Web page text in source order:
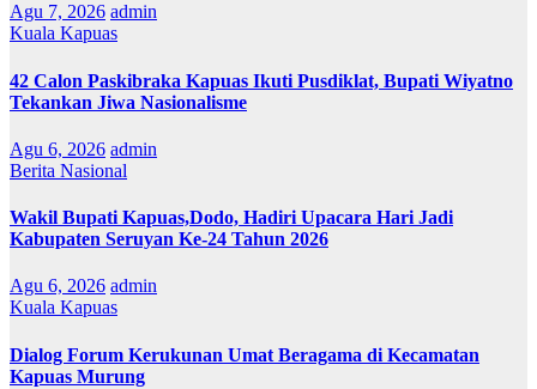
Agu 7, 2026 admin
Kuala Kapuas
42 Calon Paskibraka Kapuas Ikuti Pusdiklat, Bupati Wiyatno
Tekankan Jiwa Nasionalisme
Agu 6, 2026 admin
Berita Nasional
Wakil Bupati Kapuas,Dodo, Hadiri Upacara Hari Jadi
Kabupaten Seruyan Ke-24 Tahun 2026
Agu 6, 2026 admin
Kuala Kapuas
Dialog Forum Kerukunan Umat Beragama di Kecamatan
Kapuas Murung